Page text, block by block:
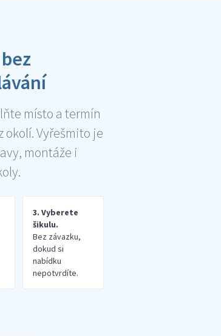
místo a termín
Vyřešmito je
montáže i
3. Vyberete
šikulu.
Bez závazku,
dokud si
nabídku
nepotvrdíte.